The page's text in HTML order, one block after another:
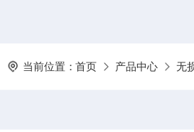
当前位置：首页 产品中心 无